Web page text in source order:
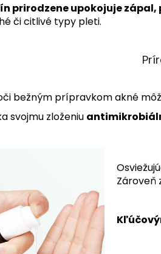
prirodzene upokojuje
či citlivé typy pleti.
bežným prípravkom akné
svojmu zloženiu
Zároveň